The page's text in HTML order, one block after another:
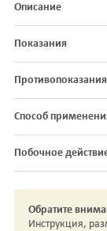
Описание
Показания
Противопоказания
Способ
Побочное
Обратите
Инструкция,